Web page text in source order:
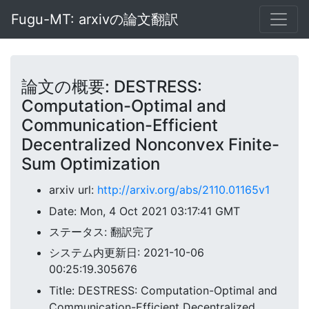
Fugu-MT: arxivの論文翻訳
論文の概要: DESTRESS:
Computation-Optimal and
Communication-Efficient
Decentralized Nonconvex Finite-
Sum Optimization
arxiv url: http://arxiv.org/abs/2110.01165v1
Date: Mon, 4 Oct 2021 03:17:41 GMT
ステータス: 翻訳完了
システム内更新日: 2021-10-06
00:25:19.305676
Title: DESTRESS: Computation-Optimal and